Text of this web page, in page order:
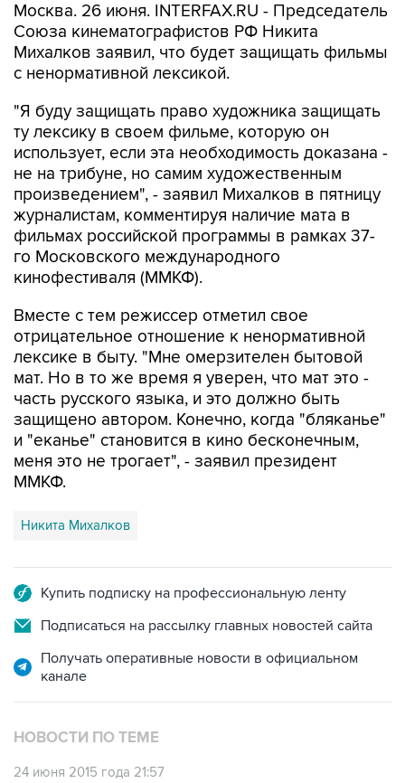
Москва. 26 июня. INTERFAX.RU - Председатель
Союза кинематографистов РФ Никита
Михалков заявил, что будет защищать фильмы
с ненормативной лексикой.
"Я буду защищать право художника защищать
ту лексику в своем фильме, которую он
использует, если эта необходимость доказана -
не на трибуне, но самим художественным
произведением", - заявил Михалков в пятницу
журналистам, комментируя наличие мата в
фильмах российской программы в рамках 37-
го Московского международного
кинофестиваля (ММКФ).
Вместе с тем режиссер отметил свое
отрицательное отношение к ненормативной
лексике в быту. "Мне омерзителен бытовой
мат. Но в то же время я уверен, что мат это -
часть русского языка, и это должно быть
защищено автором. Конечно, когда "бляканье"
и "еканье" становится в кино бесконечным,
меня это не трогает", - заявил президент
ММКФ.
Никита Михалков
Купить подписку на профессиональную ленту
Подписаться на рассылку главных новостей сайта
Получать оперативные новости в официальном
канале
НОВОСТИ ПО ТЕМЕ
24 июня 2015 года 21:57